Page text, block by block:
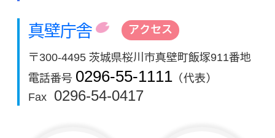
真壁庁舎 アクセス
〒300-4495 茨城県桜川市真壁町飯塚911番地
電話番号 0296-55-1111 （代表）
Fax
0296-54-0417